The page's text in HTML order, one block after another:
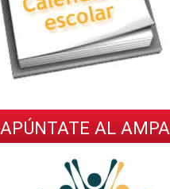
APÚNTATE AL AMPA